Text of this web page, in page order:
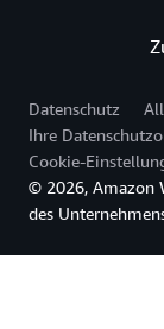
Datenschutz
Ihre
Cookie-
© 2026, Amazon
des